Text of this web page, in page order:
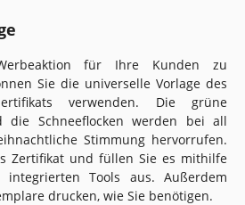
für Ihre Kunden zu
Sie die universelle Vorlage des
verwenden. Die grüne
die Schneeflocken werden bei all
Stimmung hervorrufen.
Zertifikat und füllen Sie es mithilfe
Tools aus. Außerdem
drucken, wie Sie benötigen.